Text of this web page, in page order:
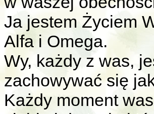
Ja jestem Życiem
Alfa i Omega.
Wy, każdy z was,
zachowywać się
Każdy moment